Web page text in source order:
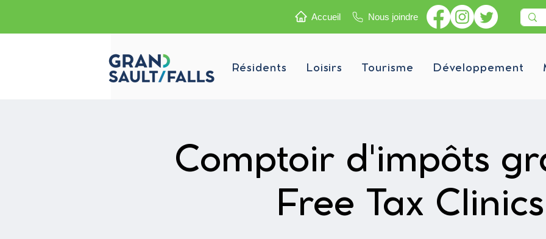
Accueil Nous joindre
Résidents Loisirs Tourisme Développement
Comptoir d'impôts
Free Tax Clinics